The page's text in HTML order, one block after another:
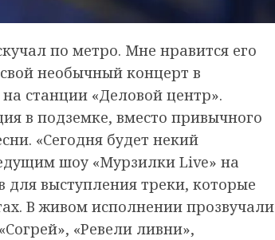
по метро. Мне нравится его
необычный концерт в
станции «Деловой центр».
в подземке, вместо привычного
«Сегодня будет некий
шоу «Мурзилки Live» на
для выступления треки, которые
В живом исполнении прозвучали
«Ревели ливни»,